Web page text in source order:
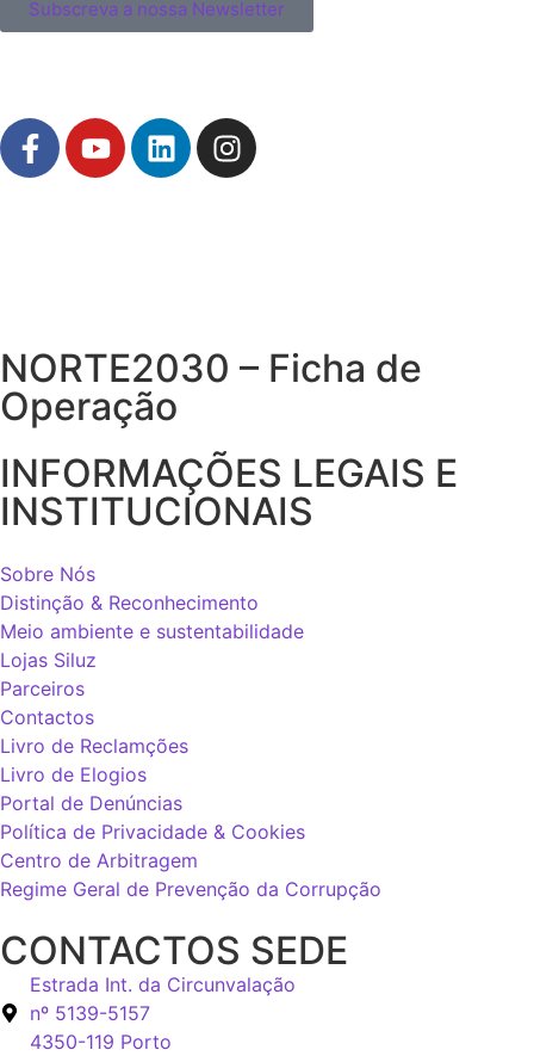
Subscreva a nossa Newsletter
NORTE2030 – Ficha de
Operação
INFORMAÇÕES LEGAIS E
INSTITUCIONAIS
Sobre Nós
Distinção & Reconhecimento
Meio ambiente e sustentabilidade
Lojas Siluz
Parceiros
Contactos
Livro de Reclamções
Livro de Elogios
Portal de Denúncias
Política de Privacidade & Cookies
Centro de Arbitragem
Regime Geral de Prevenção da Corrupção
CONTACTOS SEDE
Estrada Int. da Circunvalação
nº 5139-5157
4350-119 Porto